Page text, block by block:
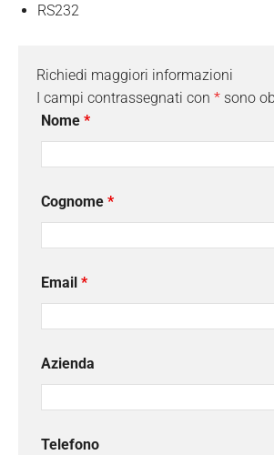
RS232
Richiedi maggiori informazioni
I campi contrassegnati con * sono
Nome *
Cognome *
Email *
Azienda
Telefono